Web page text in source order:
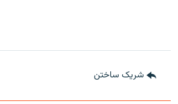
شریک ساختن